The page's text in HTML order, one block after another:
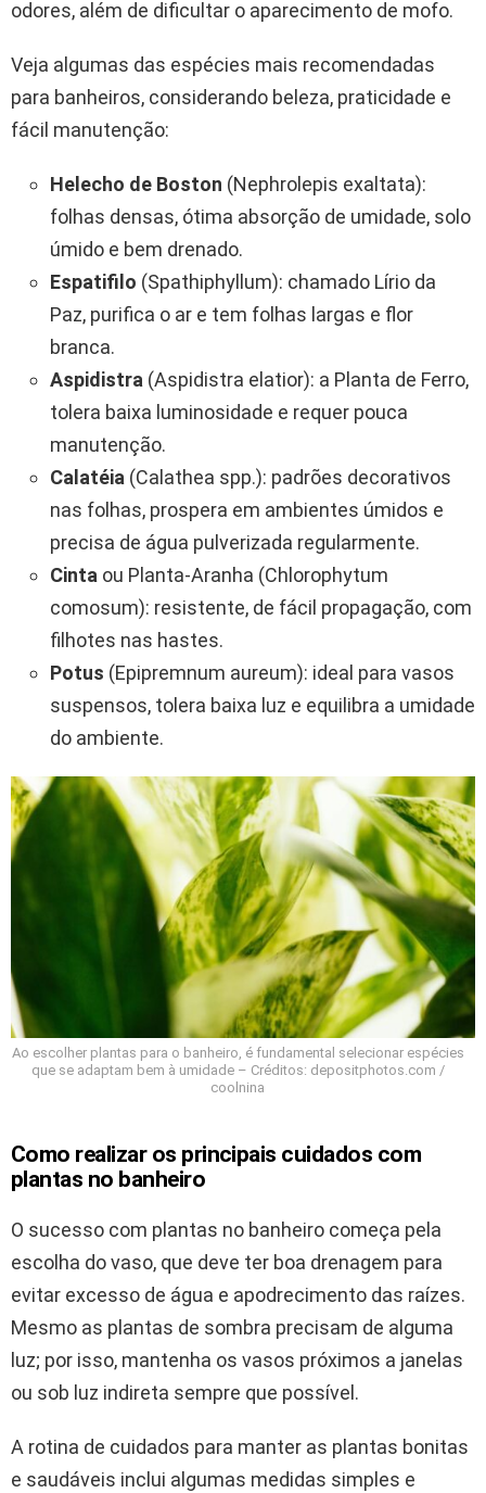
odores, além de dificultar o aparecimento de mofo.
Veja algumas das espécies mais recomendadas
para banheiros, considerando beleza, praticidade e
fácil manutenção:
Helecho de Boston (Nephrolepis exaltata):
folhas densas, ótima absorção de umidade, solo
úmido e bem drenado.
Espatifilo (Spathiphyllum): chamado Lírio da
Paz, purifica o ar e tem folhas largas e flor
branca.
Aspidistra (Aspidistra elatior): a Planta de Ferro,
tolera baixa luminosidade e requer pouca
manutenção.
Calatéia (Calathea spp.): padrões decorativos
nas folhas, prospera em ambientes úmidos e
precisa de água pulverizada regularmente.
Cinta ou Planta-Aranha (Chlorophytum
comosum): resistente, de fácil propagação, com
filhotes nas hastes.
Potus (Epipremnum aureum): ideal para vasos
suspensos, tolera baixa luz e equilibra a umidade
do ambiente.
Ao escolher plantas para o banheiro, é fundamental selecionar espécies
que se adaptam bem à umidade – Créditos: depositphotos.com /
coolnina
Como realizar os principais cuidados com
plantas no banheiro
O sucesso com plantas no banheiro começa pela
escolha do vaso, que deve ter boa drenagem para
evitar excesso de água e apodrecimento das raízes.
Mesmo as plantas de sombra precisam de alguma
luz; por isso, mantenha os vasos próximos a janelas
ou sob luz indireta sempre que possível.
A rotina de cuidados para manter as plantas bonitas
e saudáveis inclui algumas medidas simples e